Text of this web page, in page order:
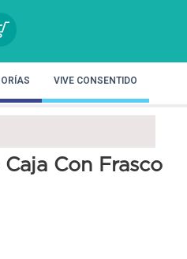
VIVE CONSENTIDO
Con Frasco